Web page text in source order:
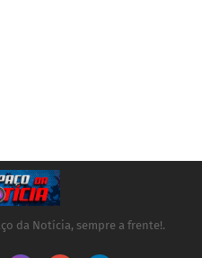
da Notícia, sempre a frente!.